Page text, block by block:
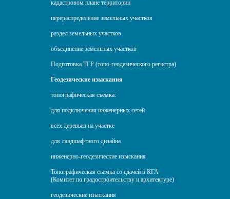
кадастровом плане территории
перераспределение земельных участков
раздел земельных участков
объединение земельных участков
Подготовка ТГР (топо-геодезического регистра)
Геодезические изыскания
топографическая съемка:
для подключения инженерных сетей
всех деревьев на участке
для ландшафтного дизайна
инженерно-геодезические изыскания
Топографическая съемка со сдачей в КГА
(Комитет по градостроительству и архитектуре)
геодезические изыскания